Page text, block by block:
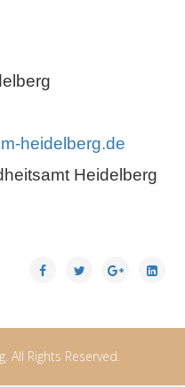
heidelberg.de
Heidelberg
All Rights Reserved.